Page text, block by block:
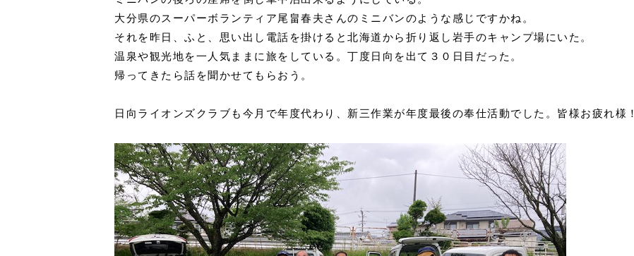
大分県のスーパーボランティア尾畠春夫さんのミニバンのような感じですかね。
それを昨日、ふと、思い出し電話を掛けると北海道から折り返し岩手のキャンプ場にいた。
温泉や観光地を一人気ままに旅をしている。丁度日向を出て３０日目だった。
帰ってきたら話を聞かせてもらおう。
日向ライオンズクラブも今月で年度代わり、新三作業が年度最後の奉仕活動でした。皆様お疲れ様！